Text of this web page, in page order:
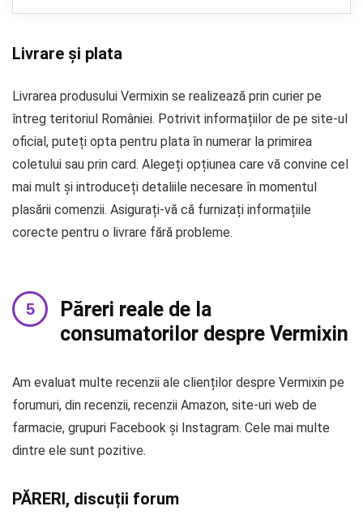
Livrare și plata
Livrarea produsului Vermixin se realizează prin curier pe
întreg teritoriul României. Potrivit informațiilor de pe site-ul
oficial, puteți opta pentru plata în numerar la primirea
coletului sau prin card. Alegeți opțiunea care vă convine cel
mai mult și introduceți detaliile necesare în momentul
plasării comenzii. Asigurați-vă că furnizați informațiile
corecte pentru o livrare fără probleme.
Păreri reale de la
consumatorilor despre Vermixin
Am evaluat multe recenzii ale clienților despre Vermixin pe
forumuri, din recenzii, recenzii Amazon, site-uri web de
farmacie, grupuri Facebook și Instagram. Cele mai multe
dintre ele sunt pozitive.
PĂRERI, discuții forum